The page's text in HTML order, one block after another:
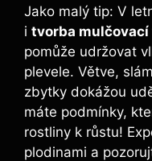
Jako malý tip: V
i tvorba
pomůže udržovat
plevele. Větve,
zbytky dokážou
máte podmínky,
rostliny k růstu!
plodinami a